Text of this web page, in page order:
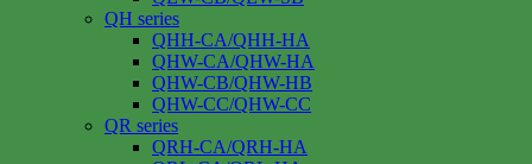
QH series
QHH-CA/QHH-HA
QHW-CA/QHW-HA
QHW-CB/QHW-HB
QHW-CC/QHW-CC
QR series
QRH-CA/QRH-HA